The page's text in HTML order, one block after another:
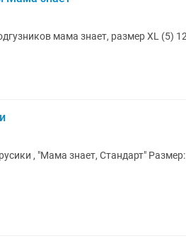
, "Мама знает, Стандарт"